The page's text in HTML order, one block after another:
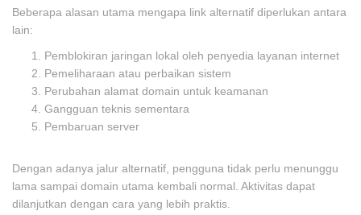
Beberapa alasan utama mengapa link alternatif diperlukan antara
lain:
Pemblokiran jaringan lokal oleh penyedia layanan internet
Pemeliharaan atau perbaikan sistem
Perubahan alamat domain untuk keamanan
Gangguan teknis sementara
Pembaruan server
Dengan adanya jalur alternatif, pengguna tidak perlu menunggu
lama sampai domain utama kembali normal. Aktivitas dapat
dilanjutkan dengan cara yang lebih praktis.